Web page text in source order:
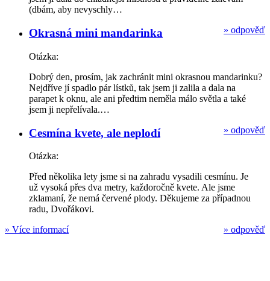
(dbám, aby nevyschly…
» odpověď
Okrasná mini mandarinka
Otázka:
Dobrý den, prosím, jak zachránit mini okrasnou mandarinku?
Nejdříve jí spadlo pár lístků, tak jsem ji zalila a dala na
parapet k oknu, ale ani předtim neměla málo světla a také
jsem ji nepřelívala.…
» odpověď
Cesmína kvete, ale neplodí
Otázka:
Před několika lety jsme si na zahradu vysadili cesmínu. Je
už vysoká přes dva metry, každoročně kvete. Ale jsme
zklamaní, že nemá červené plody. Děkujeme za případnou
radu, Dvořákovi.
» odpověď
» Více informací